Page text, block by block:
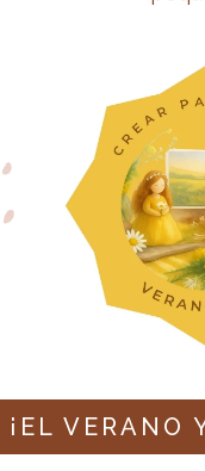
son
el mundo que
a comprender
eres madre,
más
¡EL VERANO